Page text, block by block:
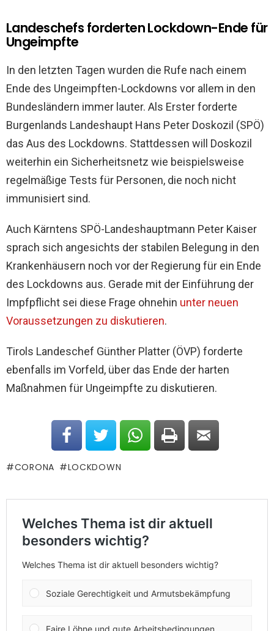
Landeschefs forderten Lockdown-Ende für
Ungeimpfte
In den letzten Tagen wurden die Rufe nach einem
Ende des Ungeimpften-Lockdowns vor allem in den
Bundesländern immer lauter. Als Erster forderte
Burgenlands Landeshaupt Hans Peter Doskozil (SPÖ)
das Aus des Lockdowns. Stattdessen will Doskozil
weiterhin ein Sicherheitsnetz wie beispielsweise
regelmäßige Tests für Personen, die noch nicht
immunisiert sind.
Auch Kärntens SPÖ-Landeshauptmann Peter Kaiser
sprach sich angesichts der stabilen Belegung in den
Krankenhäusern noch vor der Regierung für ein Ende
des Lockdowns aus. Gerade mit der Einführung der
Impfpflicht sei diese Frage ohnehin unter neuen
Voraussetzungen zu diskutieren.
Tirols Landeschef Günther Platter (ÖVP) forderte
ebenfalls im Vorfeld, über das Ende der harten
Maßnahmen für Ungeimpfte zu diskutieren.
CORONA LOCKDOWN